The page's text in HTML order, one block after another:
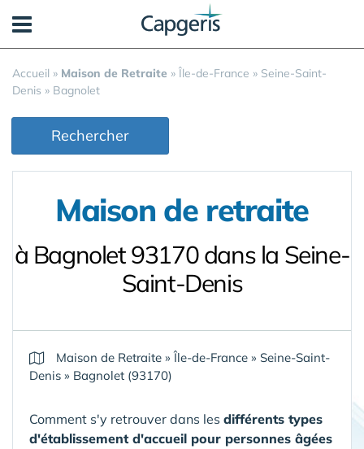
Accueil » Maison de Retraite » Île-de-France » Seine-Saint-
Denis » Bagnolet
Rechercher
Maison de retraite
à Bagnolet 93170 dans la Seine-
Saint-Denis
Maison de Retraite »Île-de-France » Seine-Saint-
Denis » Bagnolet (93170)
Comment s'y retrouver dans les différents types
d'établissement d'accueil pour personnes âgées